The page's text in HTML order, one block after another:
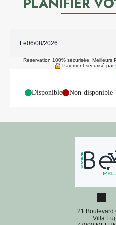
Le
Réservation 100% sécurisée, Meilleurs
Paiement sécurisé par
Disponible Non-disponible
21 Boulevard
Villa